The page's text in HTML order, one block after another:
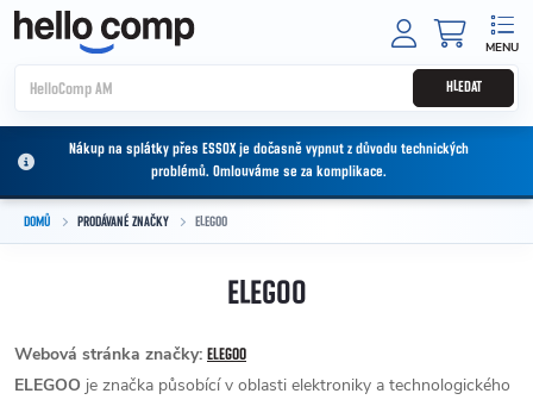
Přejít na obsah
HLEDAT
Nákup na splátky přes ESSOX je dočasně vypnut z důvodu technických
problémů. Omlouváme se za komplikace.
DOMŮ PRODÁVANÉ ZNAČKY ELEGOO
ELEGOO
Webová stránka značky: ELEGOO
ELEGOO je značka působící v oblasti elektroniky a technologického